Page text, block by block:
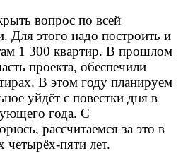
вопрос по всей
Для этого надо построить и
1 300 квартир. В прошлом
проекта, обеспечили
В этом году планируем
уйдёт с повестки дня в
года. С
рассчитаемся за это в
пяти лет.